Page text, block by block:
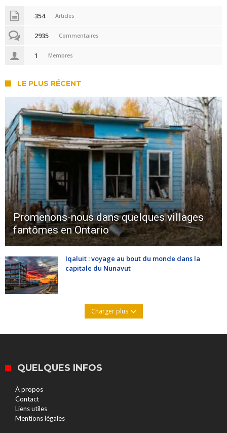
354 Articles
2935 Commentaires
1 Membres
LE PLUS RÉCENT
Promenons-nous dans quelques villages
fantômes en Ontario
Iqaluit : voyage au bout du monde dans la
capitale du Nunavut
Charger plus
QUELQUES INFOS
À propos
Contact
Liens utiles
Mentions légales